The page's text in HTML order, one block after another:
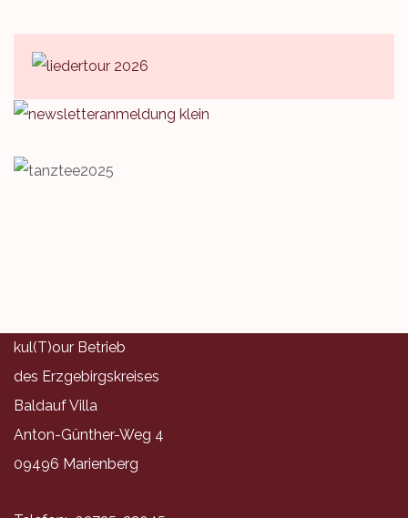
kul(T)our Betrieb
des Erzgebirgskreises
Baldauf Villa
Anton-Günther-Weg 4
09496 Marienberg